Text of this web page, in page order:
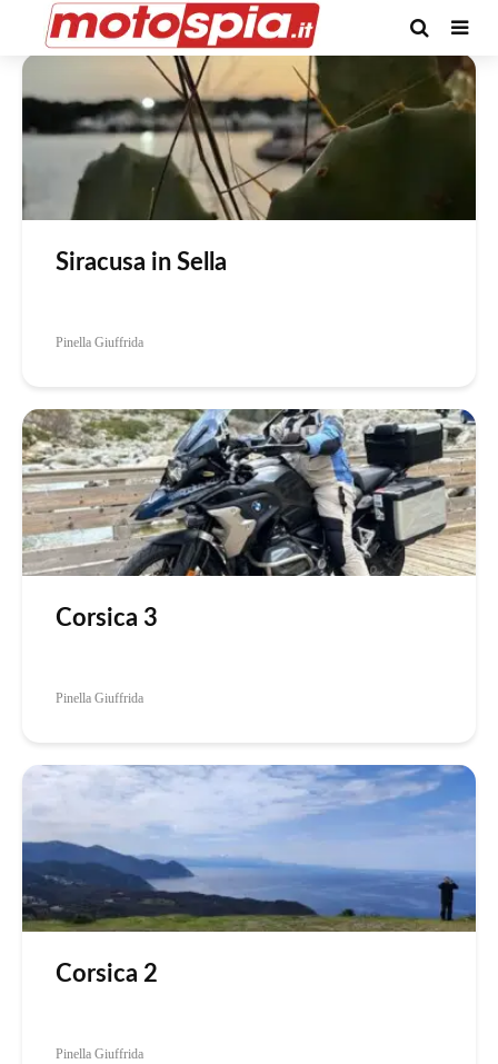
Autore -Pinella Giuffrida
Siracusa in Sella
Pinella Giuffrida
Corsica 3
Pinella Giuffrida
Corsica 2
Pinella Giuffrida